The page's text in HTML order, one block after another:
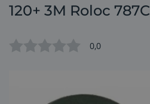
120+ 3M Roloc 787C
0,0